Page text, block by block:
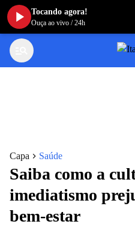
Capa Saúde
Saiba como a
imediatismo
bem-estar
Tocando agora!
Ouça ao vivo /24h